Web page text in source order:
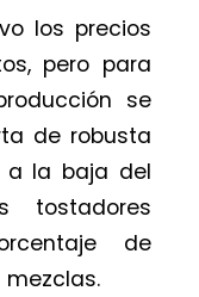
los precios
pero para
se
de robusta
a la baja del
tostadores
de